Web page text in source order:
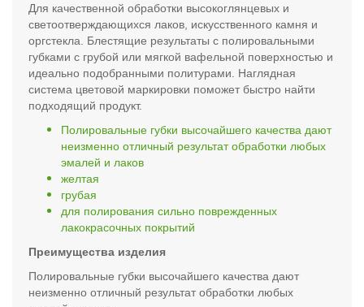
Для качественной обработки высокоглянцевых и
светоотверждающихся лаков, искусственного камня и
оргстекла. Блестящие результаты с полировальными
губками с грубой или мягкой вафельной поверхностью и
идеально подобранными политурами. Наглядная
система цветовой маркировки поможет быстро найти
подходящий продукт.
Полировальные губки высочайшего качества дают
неизменно отличный результат обработки любых
эмалей и лаков
желтая
грубая
для полирования сильно поврежденных
лакокрасочных покрытий
Преимущества изделия
Полировальные губки высочайшего качества дают
неизменно отличный результат обработки любых